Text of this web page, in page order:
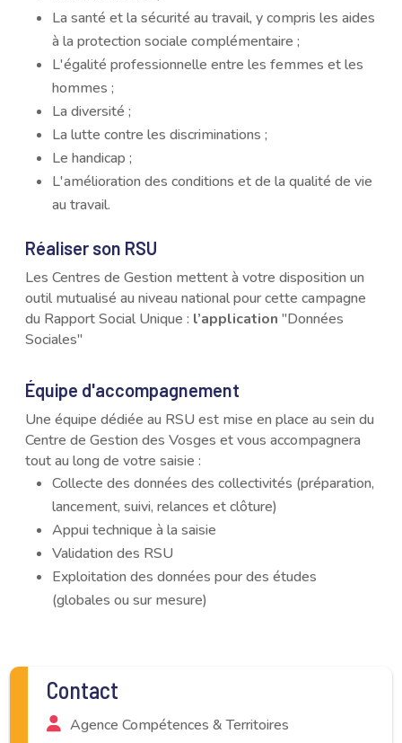
La santé et la sécurité au travail, y compris les aides
à la protection sociale complémentaire ;
L'égalité professionnelle entre les femmes et les
hommes ;
La diversité ;
La lutte contre les discriminations ;
Le handicap ;
L'amélioration des conditions et de la qualité de vie
au travail.
Réaliser son RSU
Les Centres de Gestion mettent à votre disposition un
outil mutualisé au niveau national pour cette campagne
du Rapport Social Unique : l’application"Données
Sociales"
Équipe d'accompagnement
Une équipe dédiée au RSU est mise en place au sein du
Centre de Gestion des Vosges et vous accompagnera
tout au long de votre saisie :
Collecte des données des collectivités (préparation,
lancement, suivi, relances et clôture)
Appui technique à la saisie
Validation des RSU
Exploitation des données pour des études
(globales ou sur mesure)
Contact
Agence Compétences & Territoires